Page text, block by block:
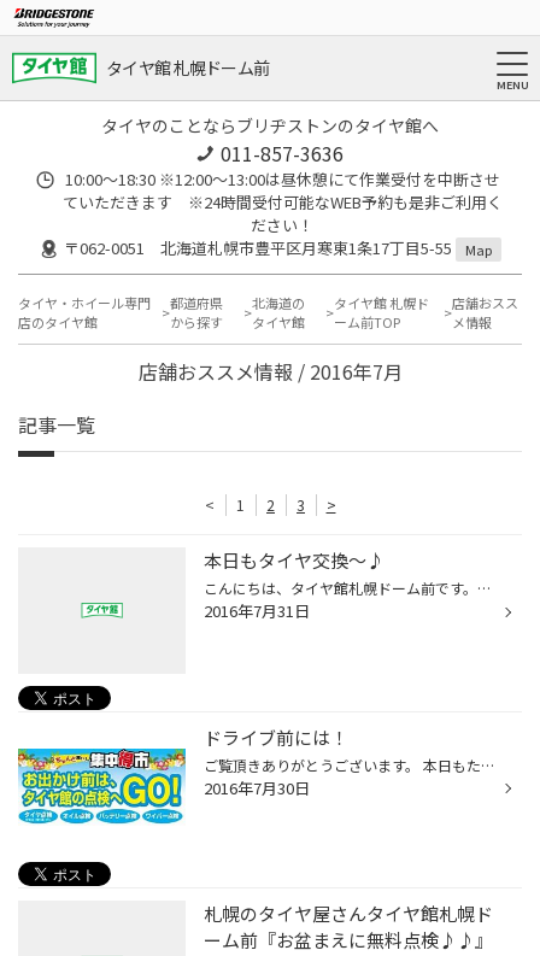
タイヤ館 札幌ドーム前
タイヤのことならブリヂストンのタイヤ館へ
011-857-3636
10:00～18:30 ※12:00～13:00は昼休憩にて作業受付を中断させ
ていただきます ※24時間受付可能なWEB予約も是非ご利用く
ださい！
〒062-0051 北海道札幌市豊平区月寒東1条17丁目5-55
Map
タイヤ・ホイール専門
店のタイヤ館
都道府県
から探す
北海道の
タイヤ館
タイヤ館 札幌ド
ーム前TOP
店舗おスス
メ情報
店舗おススメ情報 / 2016年7月
記事一覧
< 1 2 3 >
本日もタイヤ交換～♪
こんにちは、タイヤ館札幌ドーム前です。 ('ω')/ 今日もタイヤ交換、レーダー取付、ＥＴＣ取付・・・・・ とにかくピットはお祭り騒ぎ～♪ (*'ω'*) なかでも今年の新商品「ＰＺ－Ｃ」の交換では・・・・ ＴＰＭＳもお取付させていただきました。('◇')ゞ 最近の車はスペアタイヤがない車が多いので ...
2016年7月31日
ドライブ前には！
ご覧頂きありがとうございます。 本日もたくさんのご来店誠にありがとうございました。 お盆前だからとドライブ前にタイヤ交換やオイル、バッテリーなどの 無料点検にご来店される方が多い一日でした。 無料点検は毎日行なっておりますので是非お気軽にお申し付けください。 そして！オイルキャンペ...
2016年7月30日
札幌のタイヤ屋さんタイヤ館札幌ド
ーム前『お盆まえに無料点検♪♪』